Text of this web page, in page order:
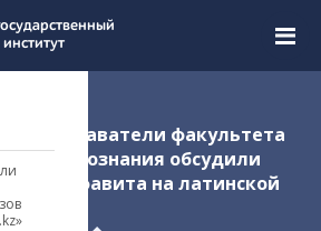
преподаватели факультета
обсудили
алфавита на латинской